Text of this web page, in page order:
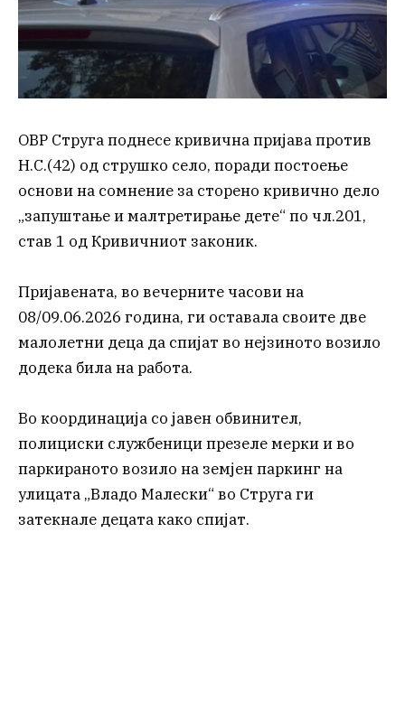
ОВР Струга поднесе кривична пријава против
Н.С.(42) од струшко село, поради постоење
основи на сомнение за сторено кривично дело
„запуштање и малтретирање дете“ по чл.201,
став 1 од Кривичниот законик.
Пријавената, во вечерните часови на
08/09.06.2026 година, ги оставала своите две
малолетни деца да спијат во нејзиното возило
додека била на работа.
Во координација со јавен обвинител,
полициски службеници презеле мерки и во
паркираното возило на земјен паркинг на
улицата „Владо Малески“ во Струга ги
затекнале децата како спијат.